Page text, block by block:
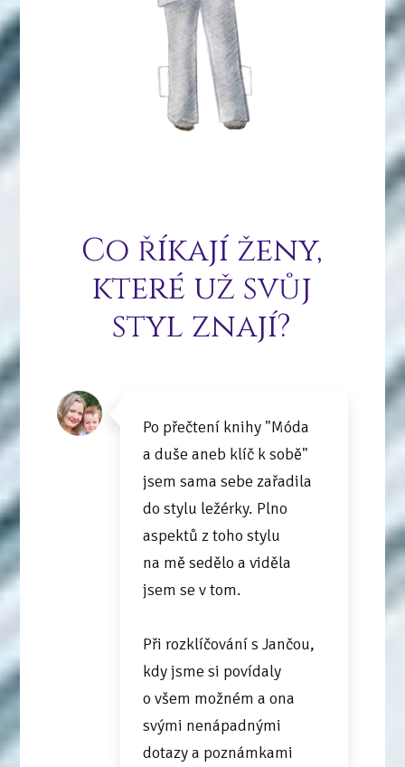
Co říkají ženy,
které už svůj
styl znají?
Po přečtení knihy "Móda
a duše aneb klíč k sobě"
jsem sama sebe zařadila
do stylu ležérky. Plno
aspektů z toho stylu
na mě sedělo a viděla
jsem se v tom.
Při rozklíčování s Jančou,
kdy jsme si povídaly
o všem možném a ona
svými nenápadnými
dotazy a poznámkami